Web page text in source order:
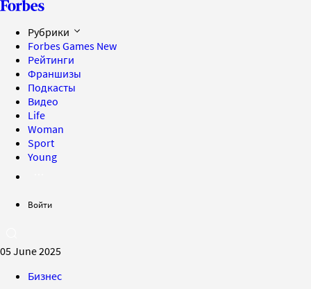
Рубрики
Forbes Games New
Рейтинги
Франшизы
Подкасты
Видео
Life
Woman
Sport
Young
Войти
05 June 2025
Бизнес